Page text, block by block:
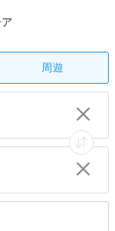
周遊